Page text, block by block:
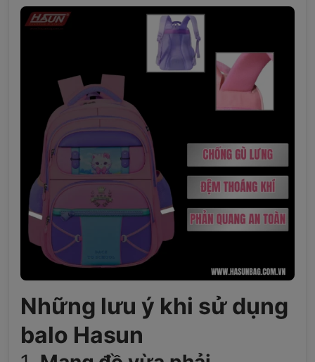
Những lưu ý khi sử dụng
balo Hasun